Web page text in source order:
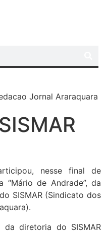
Jornal Araraquara
nesse final de
“Mário de Andrade”, da
SISMAR (Sindicato dos
da diretoria do SISMAR